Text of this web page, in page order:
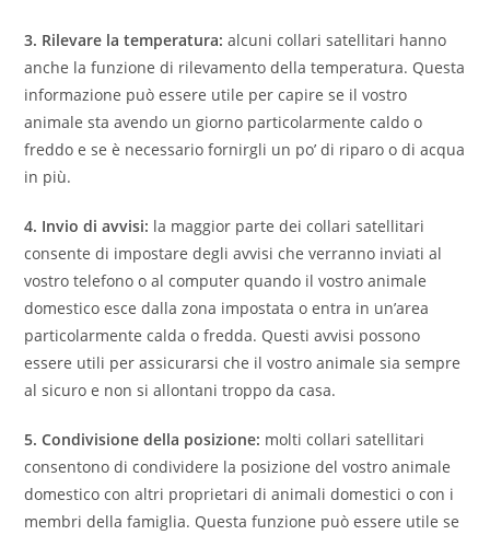
3. Rilevare la temperatura: alcuni collari satellitari hanno
anche la funzione di rilevamento della temperatura. Questa
informazione può essere utile per capire se il vostro
animale sta avendo un giorno particolarmente caldo o
freddo e se è necessario fornirgli un po’ di riparo o di acqua
in più.
4. Invio di avvisi: la maggior parte dei collari satellitari
consente di impostare degli avvisi che verranno inviati al
vostro telefono o al computer quando il vostro animale
domestico esce dalla zona impostata o entra in un’area
particolarmente calda o fredda. Questi avvisi possono
essere utili per assicurarsi che il vostro animale sia sempre
al sicuro e non si allontani troppo da casa.
5. Condivisione della posizione: molti collari satellitari
consentono di condividere la posizione del vostro animale
domestico con altri proprietari di animali domestici o con i
membri della famiglia. Questa funzione può essere utile se